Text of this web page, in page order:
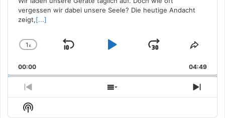
vergessen wir dabei unsere Seele? Die heutige Andacht
zeigt,[...]
Change
Rate
1x
Skip
Play
Jump
Forward
Share
00:00 04:49
Previous
Episode
Show
Episodes
Next
Show